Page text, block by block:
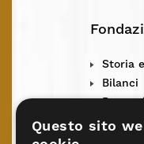
Storia
Bilanci
Centro
Questo sito